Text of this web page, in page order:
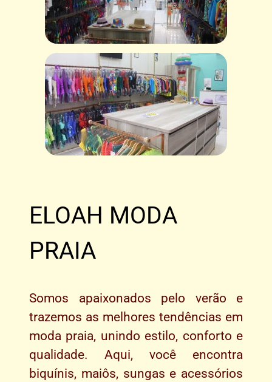
ELOAH MODA
PRAIA
Somos apaixonados pelo verão e
trazemos as melhores tendências em
moda praia, unindo estilo, conforto e
qualidade. Aqui, você encontra
biquínis, maiôs, sungas e acessórios